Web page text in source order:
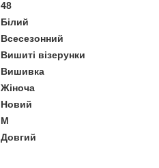
48
Білий
Всесезонний
Вишиті візерунки
Вишивка
Жіноча
Новий
M
Довгий